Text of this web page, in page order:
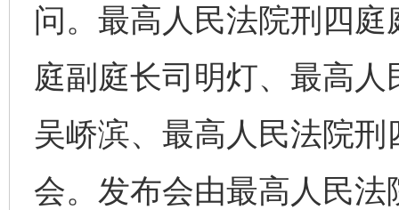
问。最高人民法院刑四
庭副庭长司明灯、最高
吴峤滨、最高人民法院
会。发布会由最高人民